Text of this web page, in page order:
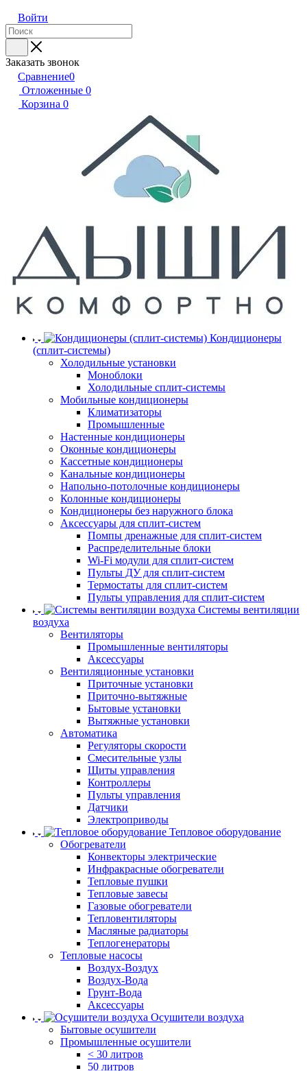
Войти
Заказать звонок
Сравнение0
Отложенные 0
Корзина 0
Кондиционеры
(сплит-системы)
Холодильные установки
Моноблоки
Холодильные сплит-системы
Мобильные кондиционеры
Климатизаторы
Промышленные
Настенные кондиционеры
Оконные кондиционеры
Кассетные кондиционеры
Канальные кондиционеры
Напольно-потолочные кондиционеры
Колонные кондиционеры
Кондиционеры без наружного блока
Аксессуары для сплит-систем
Помпы дренажные для сплит-систем
Распределительные блоки
Wi-Fi модули для сплит-систем
Пульты ДУ для сплит-систем
Термостаты для сплит-систем
Пульты управления для сплит-систем
Системы вентиляции
воздуха
Вентиляторы
Промышленные вентиляторы
Аксессуары
Вентиляционные установки
Приточные установки
Приточно-вытяжные
Бытовые установки
Вытяжные установки
Автоматика
Регуляторы скорости
Смесительные узлы
Щиты управления
Контроллеры
Пульты управления
Датчики
Электроприводы
Тепловое оборудование
Обогреватели
Конвекторы электрические
Инфракрасные обогреватели
Тепловые пушки
Тепловые завесы
Газовые обогреватели
Тепловентиляторы
Масляные радиаторы
Теплогенераторы
Тепловые насосы
Воздух-Воздух
Воздух-Вода
Грунт-Вода
Аксессуары
Осушители воздуха
Бытовые осушители
Промышленные осушители
< 30 литров
50 литров